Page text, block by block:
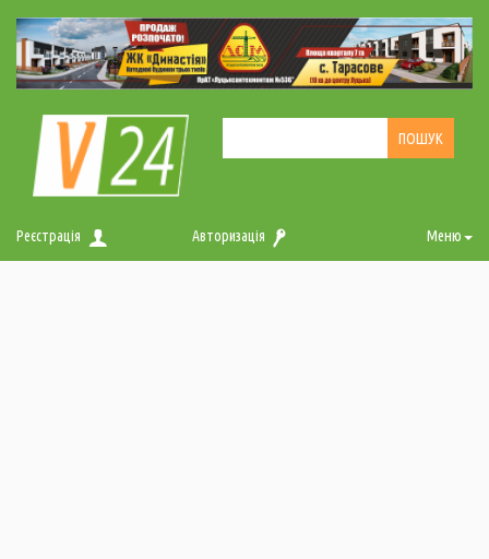
Реєстрація Авторизація Меню